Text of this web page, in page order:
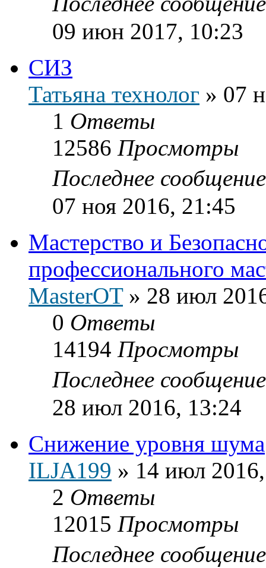
09 июн 2017, 10:23
СИЗ
Татьяна технолог » 07
1 Ответы
12586 Просмотры
Последнее
07 ноя 2016, 21:45
Мастерство и
профессионального
MasterOT» 28 июл
0 Ответы
14194 Просмотры
Последнее
28 июл 2016, 13:24
Снижение уровня шума
ILJA199 » 14 июл
2 Ответы
12015 Просмотры
Последнее